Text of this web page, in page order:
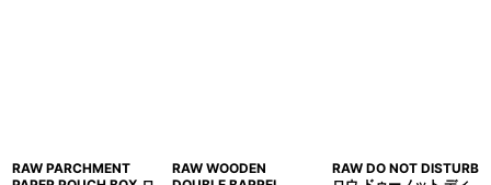
RAW PARCHMENT
RAW WOODEN
RAW DO NOT DISTURB